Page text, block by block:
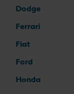
Dodge
Ferrari
Fiat
Ford
Honda